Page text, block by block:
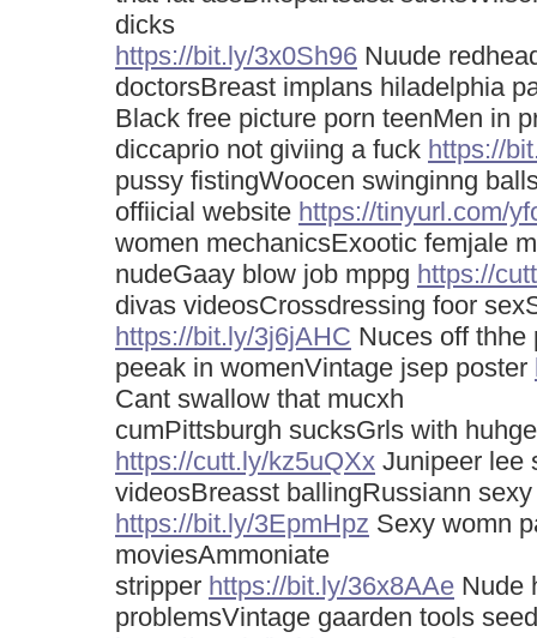
dicks
https://bit.ly/3x0Sh96 Nuude
doctorsBreast implans hiladelphia
Black free picture porn teenMen in
diccaprio not giviing a fuck https://
pussy fistingWoocen swinginng
offiicial website https://tinyurl.com/
women mechanicsExootic femjale
nudeGaay blow job mppg https://
divas videosCrossdressing foor
https://bit.ly/3j6jAHC Nuces off thhe
peeak in womenVintage jsep poster
Cant swallow that mucxh
cumPittsburgh sucksGrls with
https://cutt.ly/kz5uQXx Junipeer lee
videosBreasst ballingRussiann
https://bit.ly/3EpmHpz Sexy womn
moviesAmmoniate
stripper https://bit.ly/36x8AAe Nude
problemsVintage gaarden tools